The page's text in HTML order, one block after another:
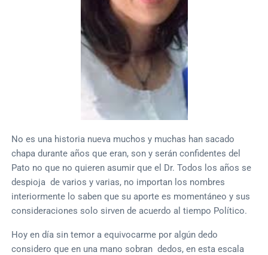
No es una historia nueva muchos y muchas han sacado
chapa durante años que eran, son y serán confidentes del
Pato no que no quieren asumir que el Dr. Todos los años se
despioja de varios y varias, no importan los nombres
interiormente lo saben que su aporte es momentáneo y sus
consideraciones solo sirven de acuerdo al tiempo Político.
Hoy en día sin temor a equivocarme por algún dedo
considero que en una mano sobran dedos, en esta escala